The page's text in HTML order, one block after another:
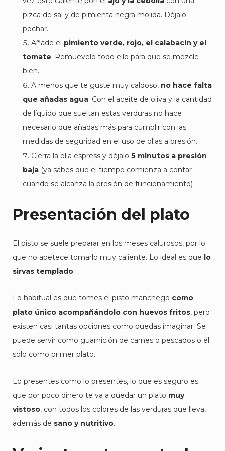
pizca de sal y de pimienta negra molida. Déjalo
pochar.
Añade el pimiento verde, rojo, el calabacín y el
tomate. Remuévelo todo ello para que se mezcle
bien.
A menos que te guste muy caldoso, no hace falta
que añadas agua. Con el aceite de oliva y la cantidad
de líquido que sueltan estas verduras no hace
necesario que añadas más para cumplir con las
medidas de seguridad en el uso de ollas a presión.
Cierra la olla espress y déjalo 5 minutos a presión
baja (ya sabes que el tiempo comienza a contar
cuando se alcanza la presión de funcionamiento)
Presentación del plato
El pisto se suele preparar en los meses calurosos, por lo
que no apetece tomarlo muy caliente. Lo ideal es que lo
sirvas templado.
Lo habitual es que tomes el pisto manchego como
plato único acompañándolo con huevos fritos, pero
existen casi tantas opciones como puedas imaginar. Se
puede servir como guarnición de carnes o pescados o él
solo como primer plato.
Lo presentes como lo presentes, lo que es seguro es
que por poco dinero te va a quedar un plato muy
vistoso, con todos los colores de las verduras que lleva,
además de sano y nutritivo.